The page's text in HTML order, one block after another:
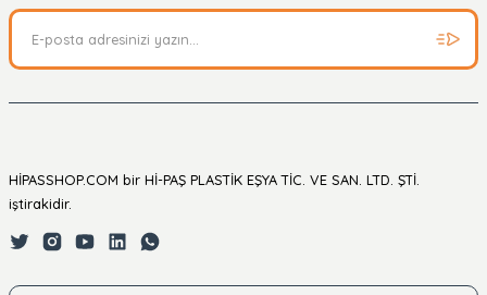
HİPASSHOP.COM bir Hİ-PAŞ PLASTİK EŞYA TİC. VE SAN. LTD. ŞTİ.
iştirakidir.